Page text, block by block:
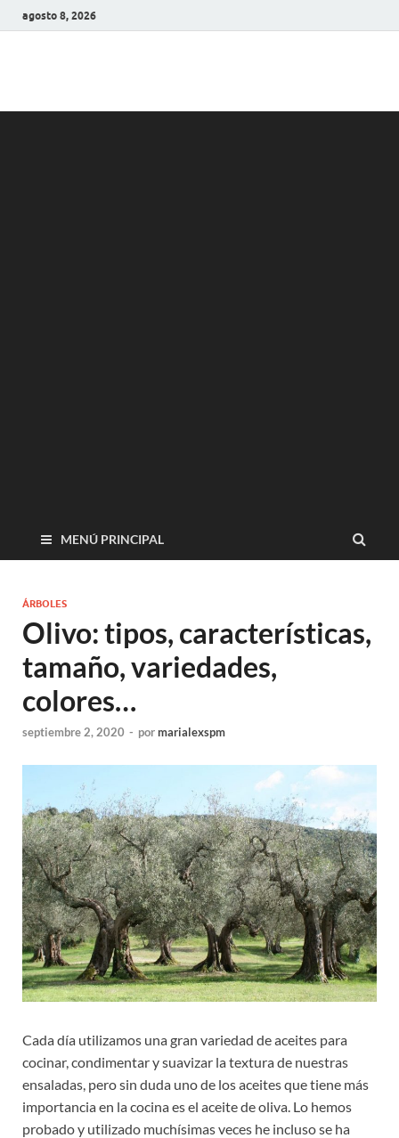
agosto 8, 2026
MENÚ PRINCIPAL
ÁRBOLES
Olivo: tipos, características,
tamaño, variedades,
colores…
septiembre 2, 2020 - pormarialexspm
Cada día utilizamos una gran variedad de aceites para
cocinar, condimentar y suavizar la textura de nuestras
ensaladas, pero sin duda uno de los aceites que tiene más
importancia en la cocina es el aceite de oliva. Lo hemos
probado y utilizado muchísimas veces he incluso se ha